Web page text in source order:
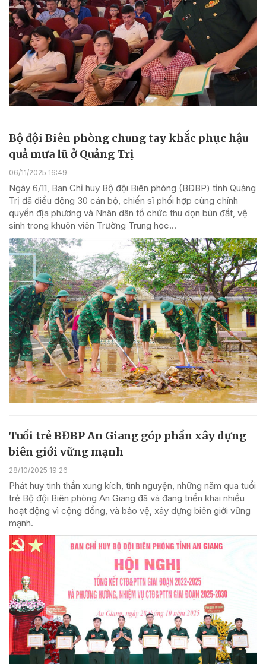
Bộ đội Biên phòng chung tay khắc phục hậu
quả mưa lũ ở Quảng Trị
06/11/2025 16:49
Ngày 6/11, Ban Chỉ huy Bộ đội Biên phòng (BĐBP) tỉnh Quảng
Trị đã điều động 30 cán bộ, chiến sĩ phối hợp cùng chính
quyền địa phương và Nhân dân tổ chức thu dọn bùn đất, vệ
sinh trong khuôn viên Trường Trung học...
Tuổi trẻ BĐBP An Giang góp phần xây dựng
biên giới vững mạnh
28/10/2025 19:26
Phát huy tinh thần xung kích, tình nguyện, những năm qua tuổi
trẻ Bộ đội Biên phòng An Giang đã và đang triển khai nhiều
hoạt động vì cộng đồng, và bảo vệ, xây dựng biên giới vững
mạnh.